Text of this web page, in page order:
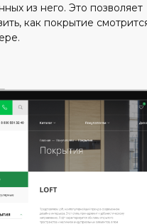
из него. Это позволяет
как покрытие